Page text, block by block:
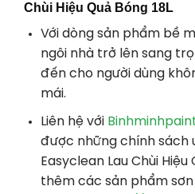
Chùi Hiệu Quả Bóng 18L
Với dòng sản phẩm bề
ngôi nhà trở lên sang
đến cho người dùng
mái.
Liên hệ với
được những chính sách
Easyclean Lau Chùi
thêm các sản phẩm